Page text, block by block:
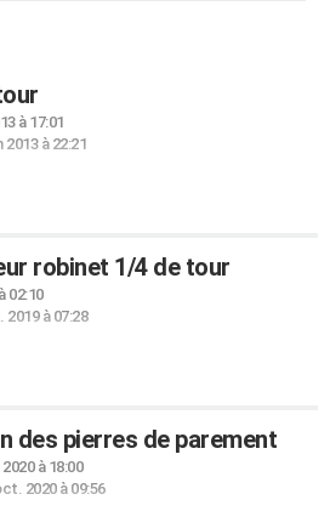
à 17:01
2013 à 22:21
robinet 1/4 de tour
02:10
2019 à 07:28
des pierres de parement
à 18:00
2020 à 09:56